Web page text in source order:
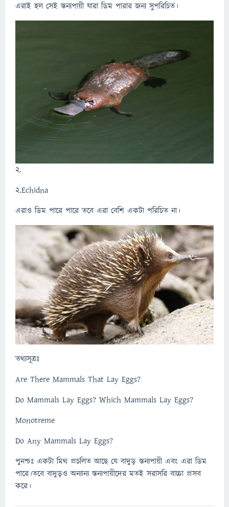
এরাই হল সেই স্তন্যপায়ী যারা ডিম পারার জন্য সুপরিচিত।
2.
2.Echidna
এরাও ডিম পারে পারে তবে এরা বেশি একটা পরিচিত না।
তথ্যসূত্রঃ
Are There Mammals That Lay Eggs?
Do Mammals Lay Eggs? Which Mammals Lay Eggs?
Monotreme
Do Any Mammals Lay Eggs?
পুনশ্চঃ একটা মিথ প্রচলিত আছে যে বাদুড় স্তন্যপায়ী এবং এরা ডিম
পারে।তবে বাদুড়ও অন্যান্য স্তন্যপায়ীদের মতই সরাসরি বাচ্চা প্রসব
করে।